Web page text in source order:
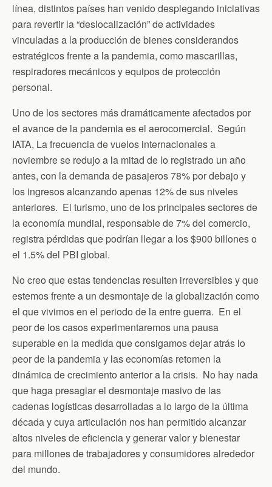
línea, distintos países han venido desplegando iniciativas
para revertir la “deslocalización” de actividades
vinculadas a la producción de bienes considerandos
estratégicos frente a la pandemia, como mascarillas,
respiradores mecánicos y equipos de protección
personal.
Uno de los sectores más dramáticamente afectados por
el avance de la pandemia es el aerocomercial. Según
IATA, La frecuencia de vuelos internacionales a
noviembre se redujo a la mitad de lo registrado un año
antes, con la demanda de pasajeros 78% por debajo y
los ingresos alcanzando apenas 12% de sus niveles
anteriores. El turismo, uno de los principales sectores de
la economía mundial, responsable de 7% del comercio,
registra pérdidas que podrían llegar a los $900 billones o
el 1.5% del PBI global.
No creo que estas tendencias resulten irreversibles y que
estemos frente a un desmontaje de la globalización como
el que vivimos en el periodo de la entre guerra. En el
peor de los casos experimentaremos una pausa
superable en la medida que consigamos dejar atrás lo
peor de la pandemia y las economías retomen la
dinámica de crecimiento anterior a la crisis. No hay nada
que haga presagiar el desmontaje masivo de las
cadenas logísticas desarrolladas a lo largo de la última
década y cuya articulación nos han permitido alcanzar
altos niveles de eficiencia y generar valor y bienestar
para millones de trabajadores y consumidores alrededor
del mundo.